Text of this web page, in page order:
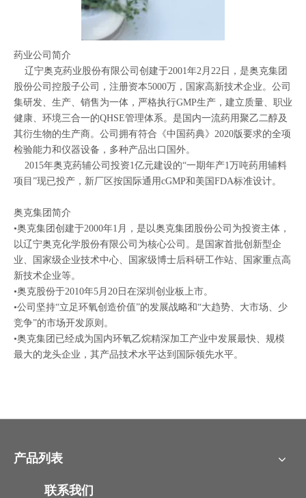
药业公司简介
辽宁奥克药业股份有限公司创建于2001 年2 月 22 日，是奥克集团
股份公司控股子公司，注册资本5000万， 国家高新技术企业 。公司
集研发、生产、销售为一体 ，严格执行GMP生产，建立质量、职业
健康、环境三合一的QHSE管理体系。是国内一流药用聚乙二醇及
其衍生物的生产商。公司拥有符合《中国药典》 2020版要求的全项
检验能力和仪器设备，多种产品出口国外。
2015年奥克药辅公司投资1 亿元建设的“一期年产1 万吨药用辅料
项目 ”现已投产，新厂区按国际通用cGMP和美国 FDA标准设计。
奥克集团简介
•奥克集团创建于2000年1月，是以奥克集团股份公司为投资主体，
以辽宁奥克化学股份有限公司为核心公司。是国家首批创新型企
业、国家级企业技术中心、国家级博士后科研工作站、国家重点高
新技术企业等。
•奥克股份于2010年5月20日在深圳创业板上市。
•公司坚持“立足环氧创造价值”的发展战略和“大趋势、大市场、少
竞争”的市场开发原则。
•奥克集团已经成为国内环氧乙烷精深加工产业中发展最快、规模
最大的龙头企业，其产品技术水平达到国际领先水平。
产品列表
联系我们